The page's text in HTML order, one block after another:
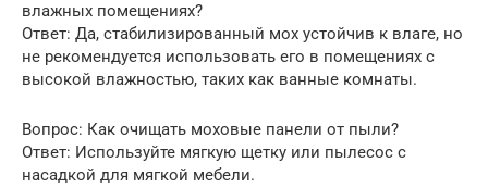
влажных помещениях?
Ответ: Да, стабилизированный мох устойчив к влаге, но
не рекомендуется использовать его в помещениях с
высокой влажностью, таких как ванные комнаты.
Вопрос: Как очищать моховые панели от пыли?
Ответ: Используйте мягкую щетку или пылесос с
насадкой для мягкой мебели.